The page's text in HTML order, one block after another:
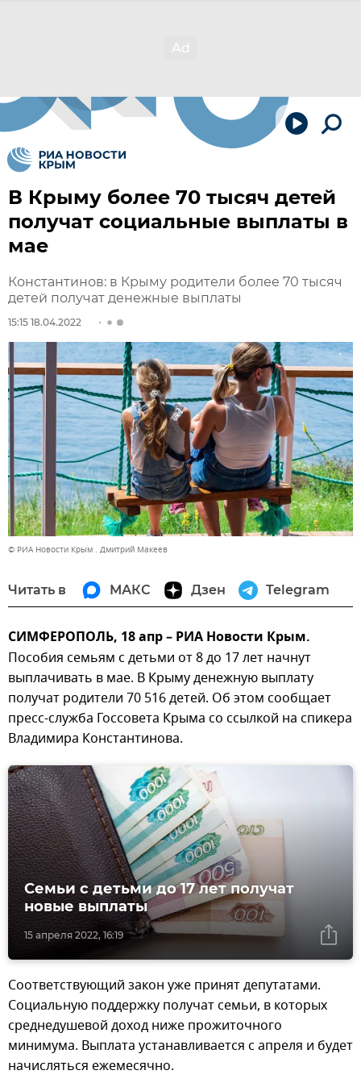
В Крыму более 70 тысяч детей
получат социальные выплаты в
мае
Константинов: в Крыму родители более 70 тысяч
детей получат денежные выплаты
15:15 18.04.2022
© РИА Новости Крым . Дмитрий Макеев
Читать в МАКС Дзен Telegram
СИМФЕРОПОЛЬ, 18 апр – РИА Новости Крым.
Пособия семьям с детьми от 8 до 17 лет начнут
выплачивать в мае. В Крыму денежную выплату
получат родители 70 516 детей. Об этом сообщает
пресс-служба Госсовета Крыма со ссылкой на спикера
Владимира Константинова.
15 апреля 2022, 16:19
Семьи с детьми до 17 лет получат
новые выплаты
Соответствующий закон уже принят депутатами.
Социальную поддержку получат семьи, в которых
среднедушевой доход ниже прожиточного
минимума. Выплата устанавливается с апреля и будет
начисляться ежемесячно.